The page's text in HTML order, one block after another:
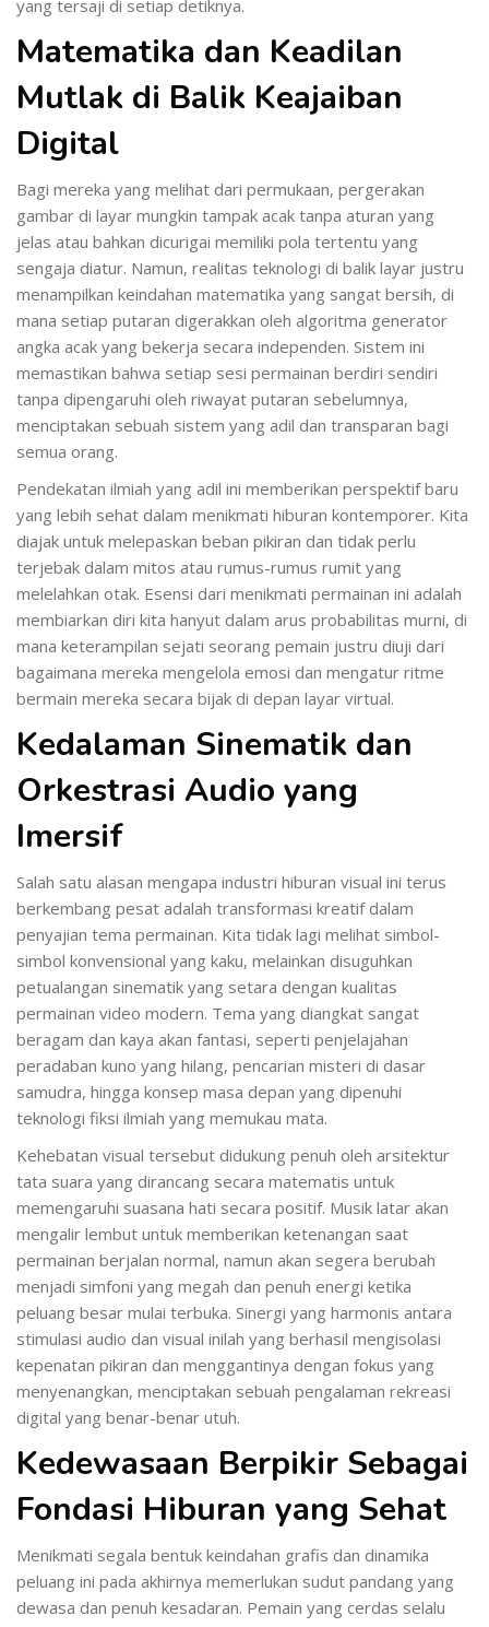
yang tersaji di setiap detiknya.
Matematika dan Keadilan
Mutlak di Balik Keajaiban
Digital
Bagi mereka yang melihat dari permukaan, pergerakan
gambar di layar mungkin tampak acak tanpa aturan yang
jelas atau bahkan dicurigai memiliki pola tertentu yang
sengaja diatur. Namun, realitas teknologi di balik layar justru
menampilkan keindahan matematika yang sangat bersih, di
mana setiap putaran digerakkan oleh algoritma generator
angka acak yang bekerja secara independen. Sistem ini
memastikan bahwa setiap sesi permainan berdiri sendiri
tanpa dipengaruhi oleh riwayat putaran sebelumnya,
menciptakan sebuah sistem yang adil dan transparan bagi
semua orang.
Pendekatan ilmiah yang adil ini memberikan perspektif baru
yang lebih sehat dalam menikmati hiburan kontemporer. Kita
diajak untuk melepaskan beban pikiran dan tidak perlu
terjebak dalam mitos atau rumus-rumus rumit yang
melelahkan otak. Esensi dari menikmati permainan ini adalah
membiarkan diri kita hanyut dalam arus probabilitas murni, di
mana keterampilan sejati seorang pemain justru diuji dari
bagaimana mereka mengelola emosi dan mengatur ritme
bermain mereka secara bijak di depan layar virtual.
Kedalaman Sinematik dan
Orkestrasi Audio yang
Imersif
Salah satu alasan mengapa industri hiburan visual ini terus
berkembang pesat adalah transformasi kreatif dalam
penyajian tema permainan. Kita tidak lagi melihat simbol-
simbol konvensional yang kaku, melainkan disuguhkan
petualangan sinematik yang setara dengan kualitas
permainan video modern. Tema yang diangkat sangat
beragam dan kaya akan fantasi, seperti penjelajahan
peradaban kuno yang hilang, pencarian misteri di dasar
samudra, hingga konsep masa depan yang dipenuhi
teknologi fiksi ilmiah yang memukau mata.
Kehebatan visual tersebut didukung penuh oleh arsitektur
tata suara yang dirancang secara matematis untuk
memengaruhi suasana hati secara positif. Musik latar akan
mengalir lembut untuk memberikan ketenangan saat
permainan berjalan normal, namun akan segera berubah
menjadi simfoni yang megah dan penuh energi ketika
peluang besar mulai terbuka. Sinergi yang harmonis antara
stimulasi audio dan visual inilah yang berhasil mengisolasi
kepenatan pikiran dan menggantinya dengan fokus yang
menyenangkan, menciptakan sebuah pengalaman rekreasi
digital yang benar-benar utuh.
Kedewasaan Berpikir Sebagai
Fondasi Hiburan yang Sehat
Menikmati segala bentuk keindahan grafis dan dinamika
peluang ini pada akhirnya memerlukan sudut pandang yang
dewasa dan penuh kesadaran. Pemain yang cerdas selalu